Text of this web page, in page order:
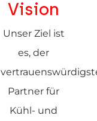
Vision
Unser Ziel ist
es, der
Partner für
Kühl- und